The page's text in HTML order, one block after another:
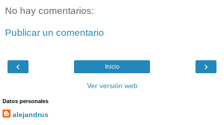
No hay comentarios:
Publicar un comentario
‹ ›
Inicio
Ver versión web
Datos personales
alejandrus